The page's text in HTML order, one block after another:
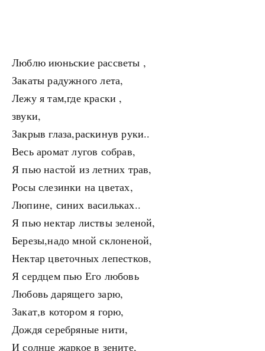
Люблю июньские рассветы ,
Закаты радужного лета,
Лежу я там,где краски ,
звуки,
Закрыв глаза,раскинув руки..
Весь аромат лугов собрав,
Я пью настой из летних трав,
Росы слезинки на цветах,
Люпине, синих васильках..
Я пью нектар листвы зеленой,
Березы,надо мной склоненой,
Нектар цветочных лепестков,
Я сердцем пью Его любовь
Любовь дарящего зарю,
Закат,в котором я горю,
Дождя серебряные нити,
И солнце жаркое в зените,